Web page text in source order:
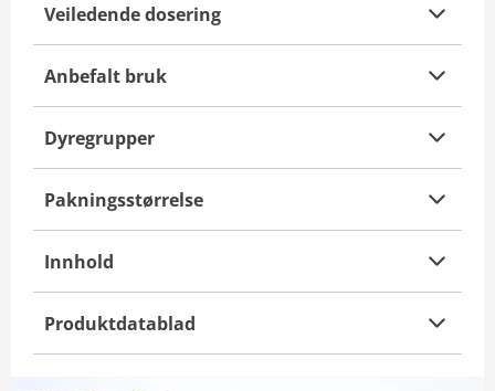
Veiledende dosering
Anbefalt bruk
Dyregrupper
Pakningsstørrelse
Innhold
Produktdatablad